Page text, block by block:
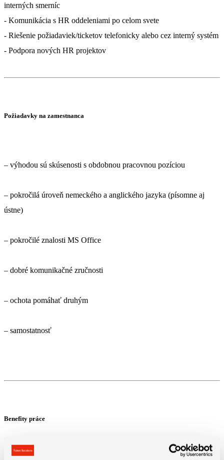
interných smerníc
- Komunikácia s HR oddeleniami po celom svete
- Riešenie požiadaviek/ticketov telefonicky alebo cez interný systém
- Podpora nových HR projektov
Požiadavky na zamestnanca
– výhodou sú skúsenosti s obdobnou pracovnou pozíciou
– pokročilá úroveň nemeckého a anglického jazyka (písomne aj
ústne)
– pokročilé znalosti MS Office
– dobré komunikačné zručnosti
– ochota pomáhať druhým
– samostatnosť
Benefity práce